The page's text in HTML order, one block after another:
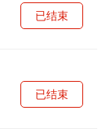
已结束
已结束